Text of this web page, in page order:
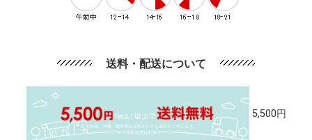
送料・配送について
5,500円